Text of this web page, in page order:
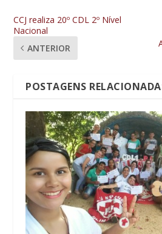
CCJ realiza 20º CDL 2º Nível
Nacional
ANTERIOR
POSTAGENS